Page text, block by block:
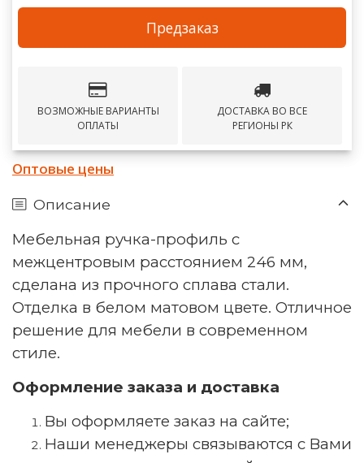
Предзаказ
ВОЗМОЖНЫЕ ВАРИАНТЫ
ОПЛАТЫ
ДОСТАВКА ВО ВСЕ
РЕГИОНЫ РК
Оптовые цены
Описание
Мебельная ручка-профиль с
межцентровым расстоянием 246 мм,
сделана из прочного сплава стали.
Отделка в белом матовом цвете. Отличное
решение для мебели в современном
стиле.
Оформление заказа и доставка
Вы оформляете заказ на сайте;
Наши менеджеры связываются с Вами